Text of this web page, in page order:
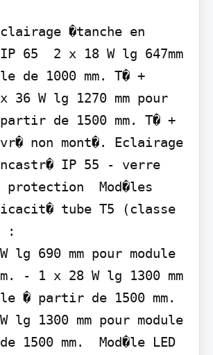
�tanche en
65  2 x 18 W lg 647mm
de 1000 mm. T� +
36 W lg 1270 mm pour
de 1500 mm. T� +
non mont�. Eclairage
IP 55 - verre
protection  Mod�les
tube T5 (classe
:
lg 690 mm pour module
- 1 x 28 W lg 1300 mm
� partir de 1500 mm.
lg 1300 mm pour module
1500 mm.  Mod�le LED